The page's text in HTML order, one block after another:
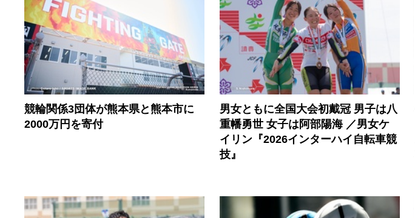
競輪関係3団体が熊本県と熊本市に
2000万円を寄付
男女ともに全国大会初戴冠 男子は八
重幡勇世 女子は阿部陽海 ／男女ケ
イリン『2026インターハイ自転車競
技』